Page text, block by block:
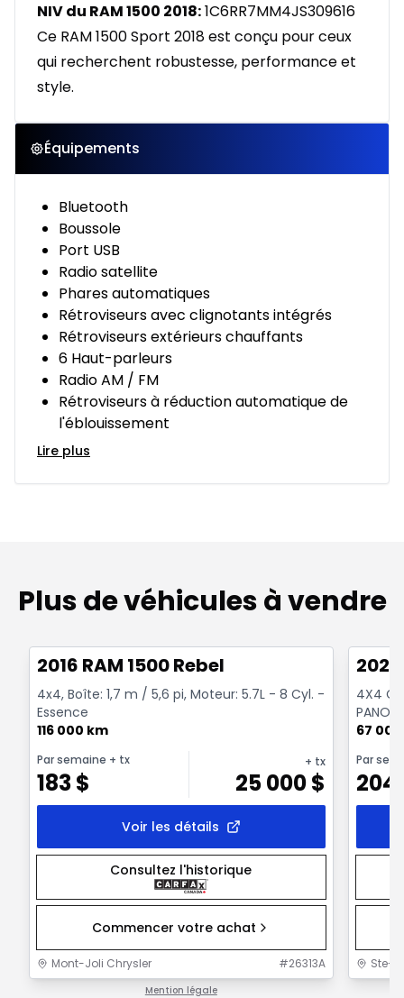
NIV du RAM 1500 2018:1C6RR7MM4JS309616
Ce RAM 1500 Sport 2018 est conçu pour ceux
qui recherchent robustesse, performance et
style.
Équipements
Bluetooth
Boussole
Port USB
Radio satellite
Phares automatiques
Rétroviseurs avec clignotants intégrés
Rétroviseurs extérieurs chauffants
6 Haut-parleurs
Radio AM / FM
Rétroviseurs à réduction automatique de
l'éblouissement
Lire plus
Plus de véhicules à vendre
2016 RAM 1500 Rebel
4x4, Boîte: 1,7 m / 5,6 pi, Moteur: 5.7L - 8 Cyl. -
Essence
116 000 km
Par semaine + tx
183$
+ tx
25 000$
Voir les détails
Consultez l'historique
Commencer votre achat
Mont-Joli Chrysler #26313A
Mention légale
4X4
NOIR
67
Par
204
Ste-